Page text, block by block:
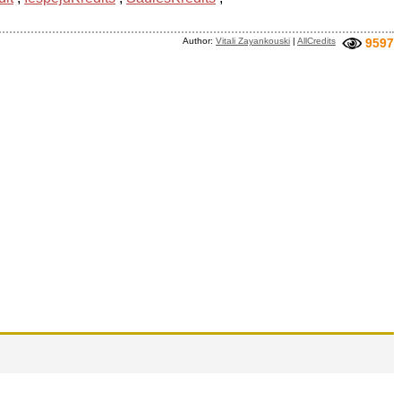
9597
Author: Vitali Zayankouski | AllCredits